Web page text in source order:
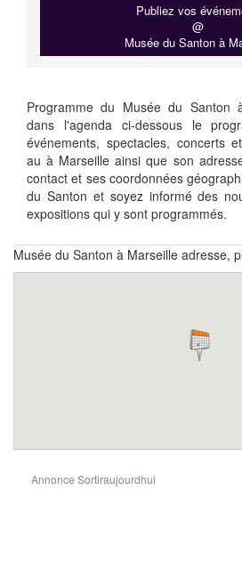
Publiez vos
@
Musée du Santon à
Programme du Musée du Santon
dans l'agenda ci-dessous le
événements, spectacles, concerts
au à Marseille ainsi que son
contact et ses coordonnées
du Santon et soyez informé des
expositions qui y sont programmés.
Musée du Santon à Marseille adresse,
Annonce Sortiraujourdhui